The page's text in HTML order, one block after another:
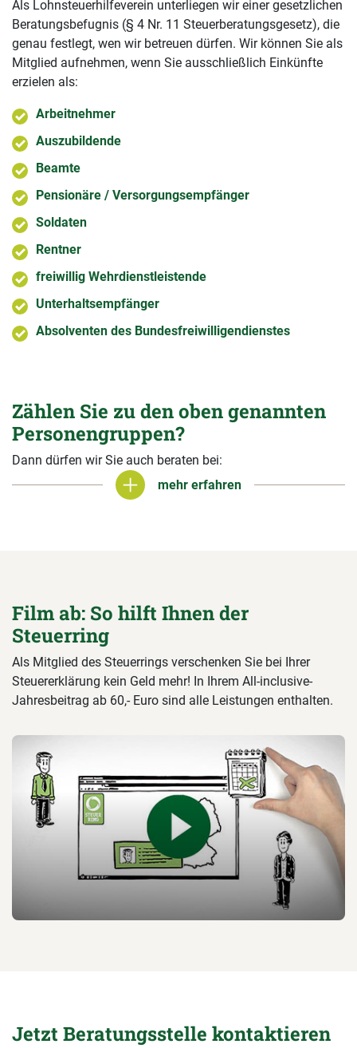
Als Lohnsteuerhilfeverein unterliegen wir einer gesetzlichen
Beratungsbefugnis (§ 4 Nr. 11 Steuerberatungsgesetz), die
genau festlegt, wen wir betreuen dürfen. Wir können Sie als
Mitglied aufnehmen, wenn Sie ausschließlich Einkünfte
erzielen als:
Arbeitnehmer
Auszubildende
Beamte
Pensionäre / Versorgungsempfänger
Soldaten
Rentner
freiwillig Wehrdienstleistende
Unterhaltsempfänger
Absolventen des Bundesfreiwilligendienstes
Zählen Sie zu den oben genannten
Personengruppen?
Dann dürfen wir Sie auch beraten bei:
mehr erfahren
mehr erfahren
Film ab: So hilft Ihnen der
Steuerring
Als Mitglied des Steuerrings verschenken Sie bei Ihrer
Steuererklärung kein Geld mehr! In Ihrem All-inclusive-
Jahresbeitrag ab 60,- Euro sind alle Leistungen enthalten.
Jetzt Beratungsstelle kontaktieren